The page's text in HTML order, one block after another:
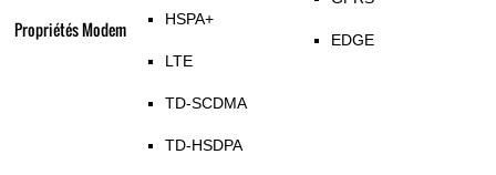
Propriétés Modem HSPA+
LTE
TD-SCDMA
TD-HSDPA
EDGE